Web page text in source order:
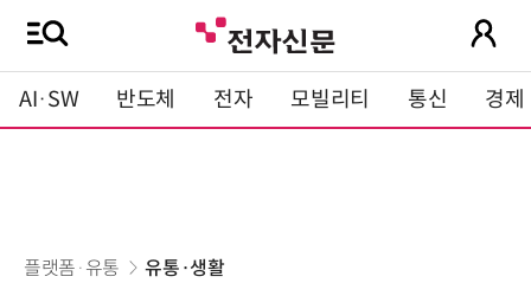
AI·SW 반도체 전자 모빌리티 통신 경제
플랫폼·유통 유통·생활